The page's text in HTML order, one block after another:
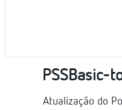
PSSBasic-
Atualização do